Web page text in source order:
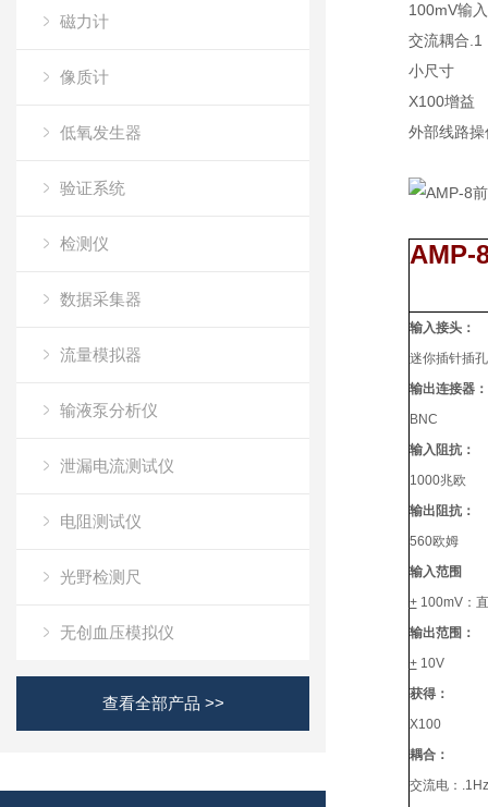
磁力计
像质计
低氧发生器
验证系统
检测仪
数据采集器
流量模拟器
输液泵分析仪
泄漏电流测试仪
电阻测试仪
光野检测尺
无创血压模拟仪
查看全部产品 >>
100mV输
交流耦合.1
小尺寸
X100增益
外部线路操
AMP-
输入接头：
迷你插针插
输出连接器：
BNC
输入阻抗：
1000兆欧
输出阻抗：
560欧姆
输入范围
+100mV：
输出范围：
+10V
获得：
X100
耦合：
交流电：.1Hz